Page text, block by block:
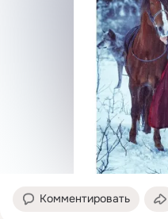
Комментировать